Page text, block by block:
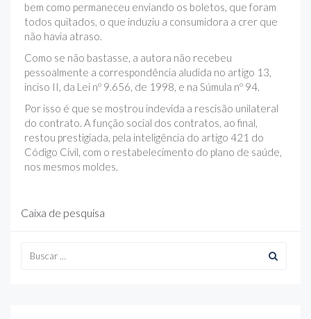
bem como permaneceu enviando os boletos, que foram
todos quitados, o que induziu a consumidora a crer que
não havia atraso.
Como se não bastasse, a autora não recebeu
pessoalmente a correspondência aludida no artigo 13,
inciso II, da Lei nº 9.656, de 1998, e na Súmula nº 94.
Por isso é que se mostrou indevida a rescisão unilateral
do contrato. A função social dos contratos, ao final,
restou prestigiada, pela inteligência do artigo 421 do
Código Civil, com o restabelecimento do plano de saúde,
nos mesmos moldes.
Caixa de pesquisa